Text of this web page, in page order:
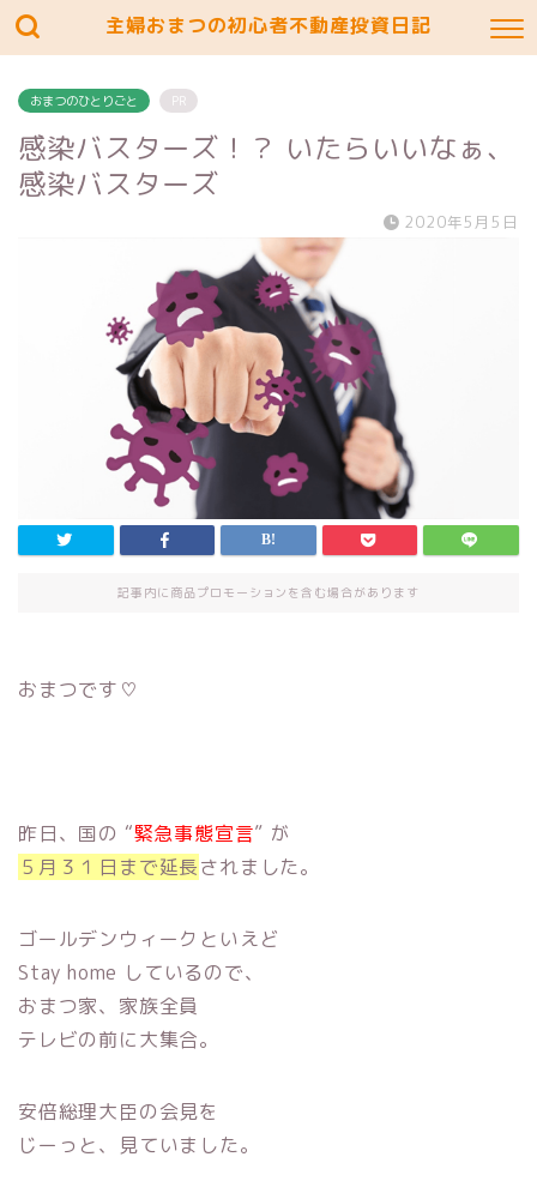
主婦おまつの初心者不動産投資日記
おまつのひとりごと PR
感染バスターズ！？ いたらいいなぁ、
感染バスターズ
2020年5月5日
記事内に商品プロモーションを含む場合があります
おまつです♡
昨日、国の “緊急事態宣言” が
５月３１日まで延長されました。
ゴールデンウィークといえど
Stay home しているので、
おまつ家、家族全員
テレビの前に大集合。
安倍総理大臣の会見を
じーっと、見ていました。